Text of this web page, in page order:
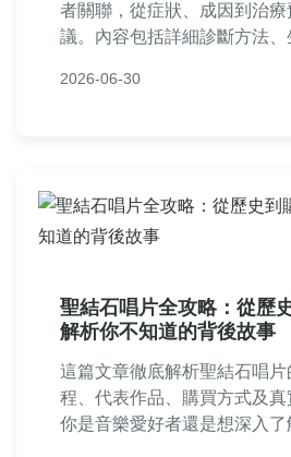
者關聯，從症狀、成因到治
議。內容包括詳細診斷方法
便秘，改善生活品質。
2026-06-30
聖結石唱片全攻略：從歷
解析你不知道的背後故事
這篇文章徹底解析聖結石唱
程、代表作品、購買方式及
你是音樂愛好者還是想深入